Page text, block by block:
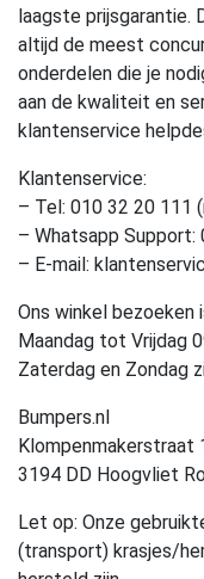
laagste prijsgarantie.
altijd de meest
onderdelen die je
aan de kwaliteit en
klantenservice
Klantenservice:
– Tel: 010 32 20 111
– Whatsapp Support:
– E-mail:
Ons winkel bezoeken
Maandag tot Vrijdag
Zaterdag en Zondag
Bumpers.nl
Klompenmakerstraat
3194 DD Hoogvliet
Let op: Onze
(transport) krasjes/